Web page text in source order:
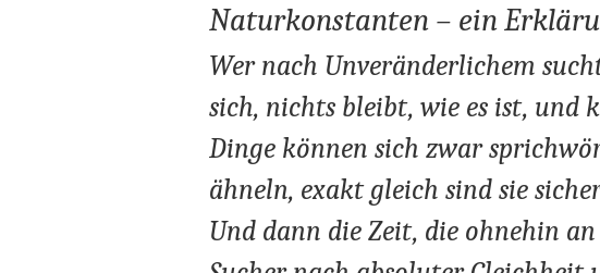
Naturkonstanten – ein
Wer nach Unveränderlichem
sich, nichts bleibt, wie es ist, und
Dinge können sich zwar
ähneln, exakt gleich sind sie
Und dann die Zeit, die ohnehin